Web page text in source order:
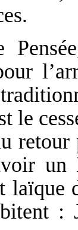
le
retour
un
laïque
: